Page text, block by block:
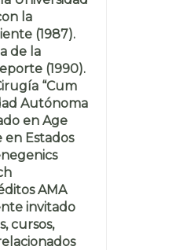
la
(1987).
de la
(1990).
“Cum
Autónoma
en Age
Estados
AMA
invitado
cursos,